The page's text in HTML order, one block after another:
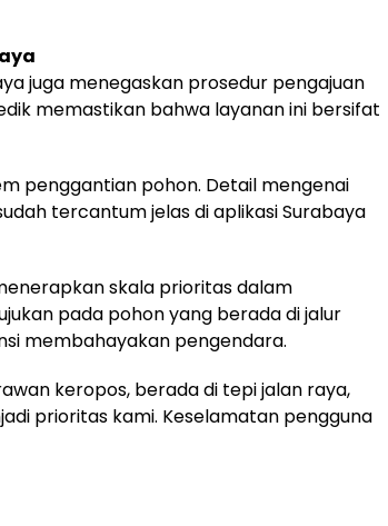
juga menegaskan prosedur pengajuan
memastikan bahwa layanan ini bersifat
penggantian pohon. Detail mengenai
tercantum jelas di aplikasi Surabaya
skala prioritas dalam
pada pohon yang berada di jalur
membahayakan pengendara.
keropos, berada di tepi jalan raya,
prioritas kami. Keselamatan pengguna